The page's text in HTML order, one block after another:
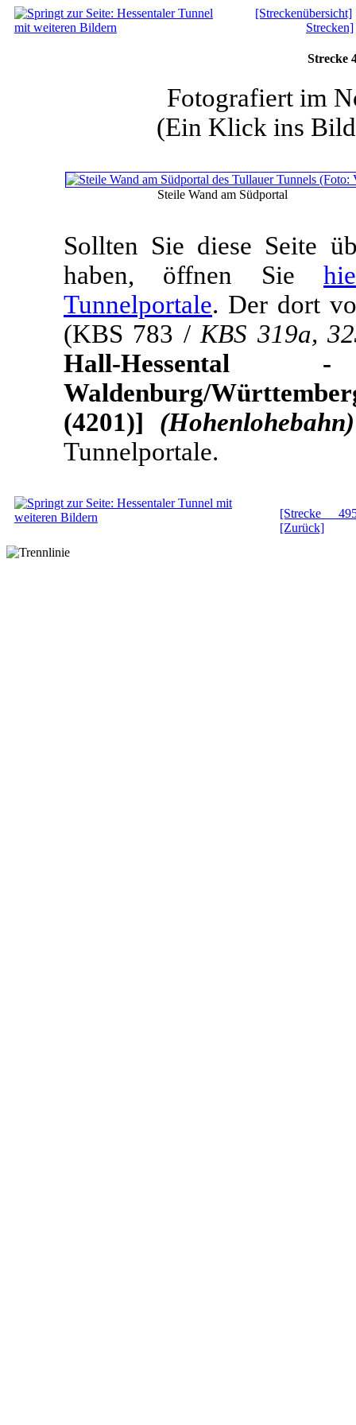
[Streckenübersicht]
Strecken]
Strecke
Fotografiert im
(Ein Klick ins
Steile Wand am Südportal
Sollten Sie diese Seite
haben, öffnen Sie
Tunnelportale. Der dort
(KBS 783 / KBS 319a,
Hall-Hessental
Waldenburg/
(4201)] (Hohenlohebahn)
Tunnelportale.
[Strecke
[Zurück]